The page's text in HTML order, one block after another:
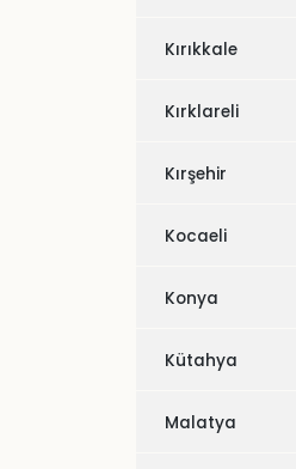
Kırıkkale
Kırklareli
Kırşehir
Kocaeli
Konya
Kütahya
Malatya